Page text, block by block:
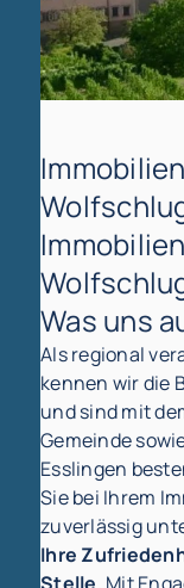
Immobilien
Was uns
Als regional
kennen wir die
und sind mit
Gemeinde
Esslingen
Sie bei Ihrem
zuverlässig
Ihre